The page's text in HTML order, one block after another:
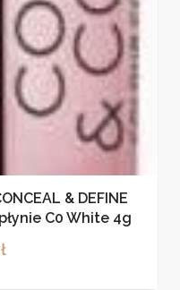
& DEFINE
C0 White 4g